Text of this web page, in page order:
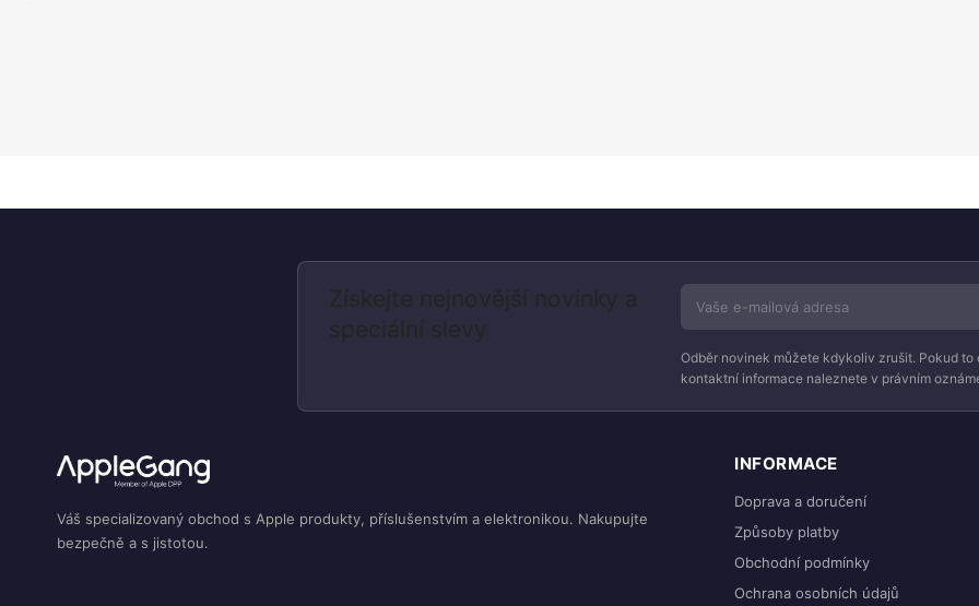
Získejte nejnovější novinky a
speciální slevy
Odběr novinek můžete kdykoliv zrušit. Pokud to
kontaktní informace naleznete v právním
Váš specializovaný obchod s Apple produkty, příslušenstvím a elektronikou. Nakupujte
bezpečně a s jistotou.
INFORMACE
Doprava a doručení
Způsoby platby
Obchodní podmínky
Ochrana osobních údajů